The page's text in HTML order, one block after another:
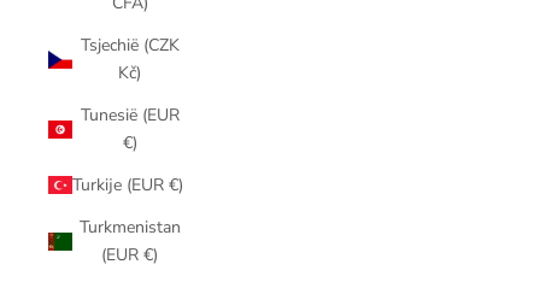
Tsjechië (CZK
Kč)
Tunesië (EUR
€)
Turkije (EUR €)
Turkmenistan
(EUR €)